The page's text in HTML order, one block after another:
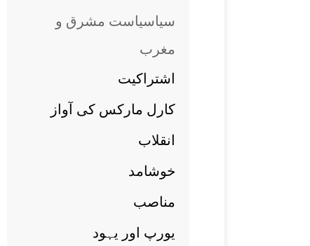
سياسياست مشرق و
مغرب
اشتراکيت
کارل مارکس کی آواز
انقلاب
خوشامد
مناصب
يورپ اور يہود